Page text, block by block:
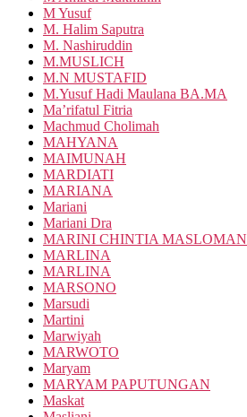
M Yusuf
M. Halim Saputra
M. Nashiruddin
M.MUSLICH
M.N MUSTAFID
M.Yusuf Hadi Maulana BA.MA
Ma’rifatul Fitria
Machmud Cholimah
MAHYANA
MAIMUNAH
MARDIATI
MARIANA
Mariani
Mariani Dra
MARINI CHINTIA MASLOMAN
MARLINA
MARLINA
MARSONO
Marsudi
Martini
Marwiyah
MARWOTO
Maryam
MARYAM PAPUTUNGAN
Maskat